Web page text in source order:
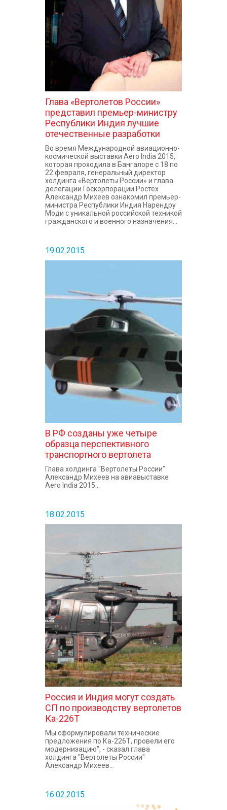
КОНТАКТЫ
Глава «Вертолетов России»
представил премьер-министру
Республики Индия лучшие
отечественные разработки
Во время Международной авиационно-
космической выставки Aero India 2015,
которая проходила в Бангалоре с 18 по
22 февраля, генеральный директор
холдинга «Вертолеты России» и глава
делегации Госкорпорации Ростех
Александр Михеев ознакомил премьер-
министра Республики Индия Нарендру
Моди с уникальной российской техникой
гражданского и военного назначения...
19.02.2015
В РФ созданы уже четыре
образца перспективного
транспортного вертолета
Глава холдинга "Вертолеты России"
Александр Михеев на авиавыставке
Aero India 2015...
18.02.2015
Россия и Индия могут создать
СП по производству вертолетов
Ка-226Т
Мы сформулировали технические
предложения по Ка-226Т, провели его
модернизацию", - сказал глава
холдинга "Вертолеты России"
Александр Михеев...
16.02.2015